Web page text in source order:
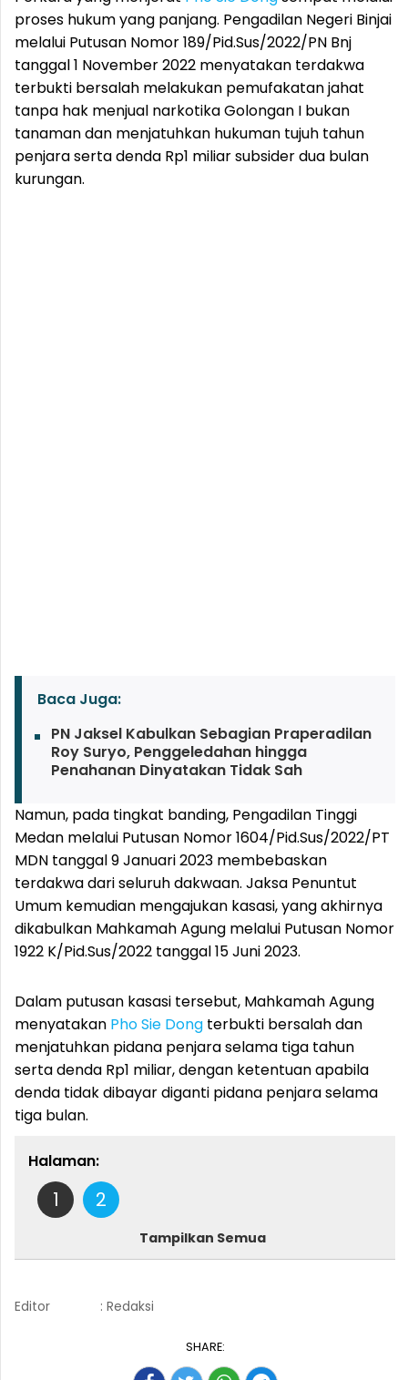
proses hukum yang panjang. Pengadilan Negeri Binjai
melalui Putusan Nomor 189/Pid.Sus/2022/PN Bnj
tanggal 1 November 2022 menyatakan terdakwa
terbukti bersalah melakukan pemufakatan jahat
tanpa hak menjual narkotika Golongan I bukan
tanaman dan menjatuhkan hukuman tujuh tahun
penjara serta denda Rp1 miliar subsider dua bulan
kurungan.
Baca Juga:
PN Jaksel Kabulkan Sebagian Praperadilan
Roy Suryo, Penggeledahan hingga
Penahanan Dinyatakan Tidak Sah
Namun, pada tingkat banding, Pengadilan Tinggi
Medan melalui Putusan Nomor 1604/Pid.Sus/2022/PT
MDN tanggal 9 Januari 2023 membebaskan
terdakwa dari seluruh dakwaan. Jaksa Penuntut
Umum kemudian mengajukan kasasi, yang akhirnya
dikabulkan Mahkamah Agung melalui Putusan Nomor
1922 K/Pid.Sus/2022 tanggal 15 Juni 2023.
Dalam putusan kasasi tersebut, Mahkamah Agung
menyatakan Pho Sie Dong terbukti bersalah dan
menjatuhkan pidana penjara selama tiga tahun
serta denda Rp1 miliar, dengan ketentuan apabila
denda tidak dibayar diganti pidana penjara selama
tiga bulan.
Halaman:
1 2
Tampilkan Semua
Editor : Redaksi
SHARE: